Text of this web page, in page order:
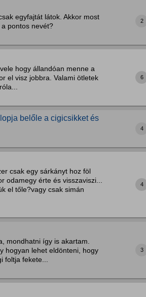
egyfajtát látok. Akkor most
pontos nevét?
2
hogy állandóan menne a
el visz jobbra. Valami ötletek
6
belőle a cigicsikket és
4
csak egy sárkányt hoz föl
odamegy érte és visszaviszi...
el tőle?vagy csak simán
4
mondhatni így is akartam.
hogyan lehet eldönteni, hogy
fekete...
3